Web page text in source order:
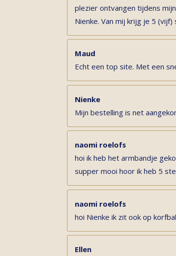
plezier ontvangen tijdens
Nienke. Van mij krijg je 5
Maud
Echt een top site. Met een
Nienke
Mijn bestelling is net
naomi roelofs
hoi ik heb het armbandje
supper mooi hoor ik heb 5
naomi roelofs
hoi Nienke ik zit ook op
Ellen